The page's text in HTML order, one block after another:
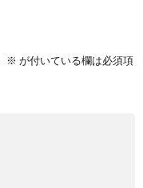
※ が付いている欄は必須項